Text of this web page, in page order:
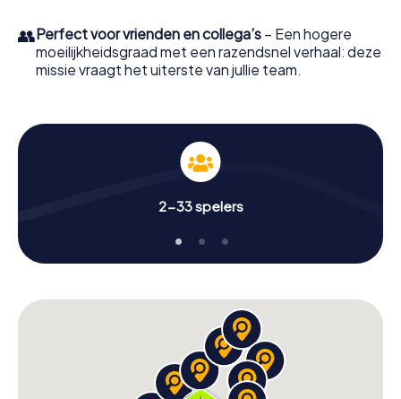
👥Perfect voor vrienden en collega’s – Een hogere
moeilijkheidsgraad met een razendsnel verhaal: deze
missie vraagt het uiterste van jullie team.
2-33 spelers